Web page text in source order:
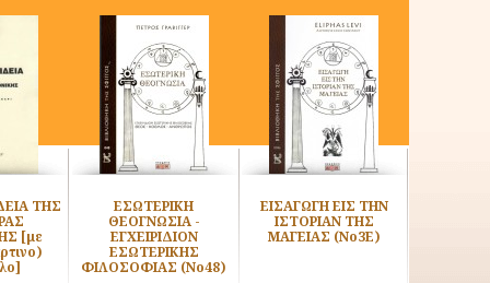
ΤΗΣ
[με
ΕΣΩΤΕΡΙΚΗ
ΘΕΟΓΝΩΣΙΑ -
ΕΓΧΕΙΡΙΔΙΟΝ
ΕΣΩΤΕΡΙΚΗΣ
ΦΙΛΟΣΟΦΙΑΣ (Νο48)
ΕΙΣΑΓΩΓΗ ΕΙΣ ΤΗΝ
ΙΣΤΟΡΙΑΝ ΤΗΣ
ΜΑΓΕΙΑΣ (Νο3Ε)